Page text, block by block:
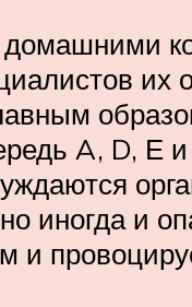
их
A, D, Е
иногда и
и